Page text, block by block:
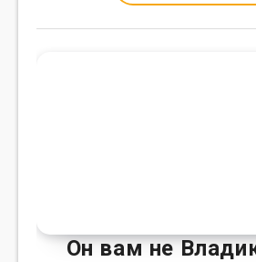
Он вам не